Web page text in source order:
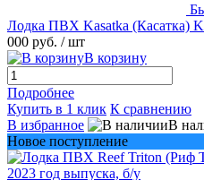
Лодка ПВХ Kasatka (Касатка)
000 руб. / шт
В корзину
Подробнее
Купить в 1 клик К сравнению
В избранное
В
Новое поступление